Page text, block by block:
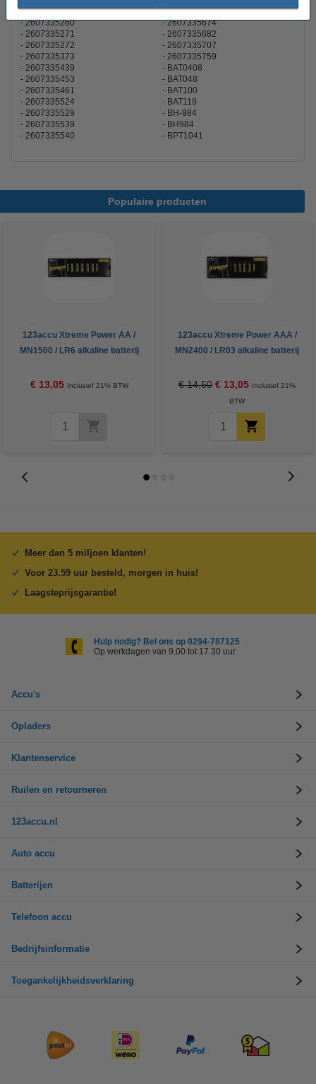
2607001380
2607335260
2607335271
2607335272
2607335373
2607335439
2607335453
2607335461
2607335524
2607335529
2607335539
2607335540
2607335659
2607335674
2607335682
2607335707
2607335759
BAT0408
BAT048
BAT100
BAT119
BH-984
BH984
BPT1041
Populaire producten
123accu Xtreme Power AA /
MN1500 / LR6 alkaline batterij
€ 13,05 Inclusief 21% BTW
123accu Xtreme Power AAA /
MN2400 / LR03 alkaline batterij
€ 14,50 € 13,05 Inclusief 21%
BTW
Meer dan 5 miljoen klanten!
Voor 23.59 uur besteld, morgen in huis!
Laagsteprijsgarantie!
Hulp nodig? Bel ons op 0294-787125
Op werkdagen van 9.00 tot 17.30 uur
Accu's
Opladers
Klantenservice
Ruilen en retourneren
123accu.nl
Auto accu
Batterijen
Telefoon accu
Bedrijfsinformatie
Toegankelijkheidsverklaring